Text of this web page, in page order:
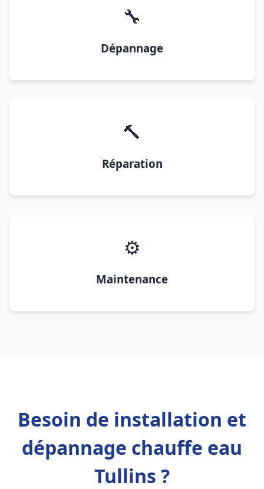
🔧
Dépannage
🔨
Réparation
⚙️
Maintenance
Besoin de installation et
dépannage chauffe eau
Tullins ?